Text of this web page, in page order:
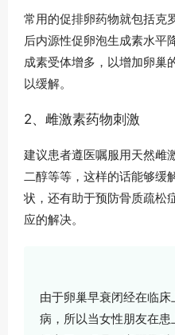
常用的促排卵药物就包括克
后内源性促卵泡生成素水平
成素受体增多，以增加卵巢
以缓解。
2、雌激素药物刺激
建议患者遵医嘱服用天然雌
二醇等等，这样的话能够缓
状，还有助于预防骨质疏松
应的解决。
由于卵巢早衰闭经在临
病，所以当女性朋友在